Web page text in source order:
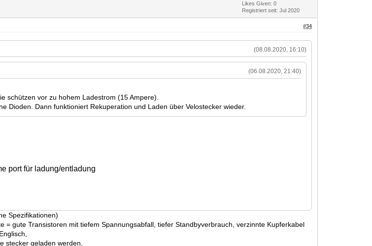
Likes Given: 0
Registriert seit: Jul 2020
#34
(08.08.2020, 16:10)
(06.08.2020, 21:40)
schützen vor zu hohem Ladestrom (15 Ampere).
Dioden. Dann funktioniert Rekuperation und Laden über Velostecker wieder.
port für ladung/entladung
Spezifikationen)
= gute Transistoren mit tiefem Spannungsabfall, tiefer Standbyverbrauch, verzinnte Kupferkabel
stecker geladen werden,